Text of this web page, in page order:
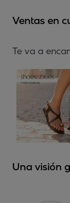
Ventas en
Te va a
Una visión